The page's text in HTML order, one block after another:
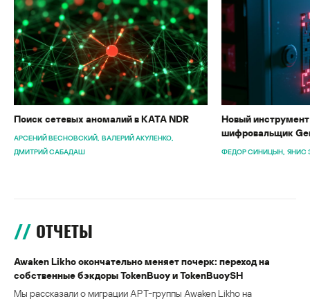
Поиск сетевых аномалий в KATA NDR
АРСЕНИЙ ВЕСНОВСКИЙ ВАЛЕРИЙ АКУЛЕНКО
ДМИТРИЙ САБАДАШ
Новый
шифровальщик
ФЕДОР СИНИЦЫН ЯНИС
ОТЧЕТЫ
Awaken Likho окончательно меняет почерк: переход на
собственные бэкдоры TokenBuoy и TokenBuoySH
Мы рассказали о миграции APT-группы Awaken Likho на